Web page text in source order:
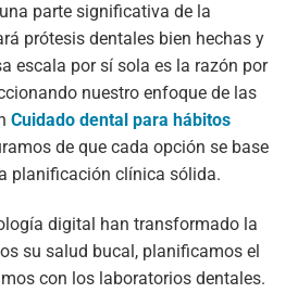
parte significativa de la
prótesis dentales bien hechas y
escala por sí sola es la razón por
nuestro enfoque de las
Cuidado dental para hábitos
de que cada opción se base
planificación clínica sólida.
digital han transformado la
su salud bucal, planificamos el
con los laboratorios dentales.